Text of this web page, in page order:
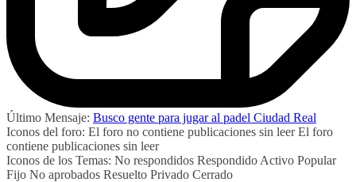
Último Mensaje: Busco gente para jugar al padel Ciudad Real
Iconos del foro: El foro no contiene publicaciones sin leer El foro
contiene publicaciones sin leer
Iconos de los Temas: No respondidos Respondido Activo Popular
Fijo No aprobados Resuelto Privado Cerrado